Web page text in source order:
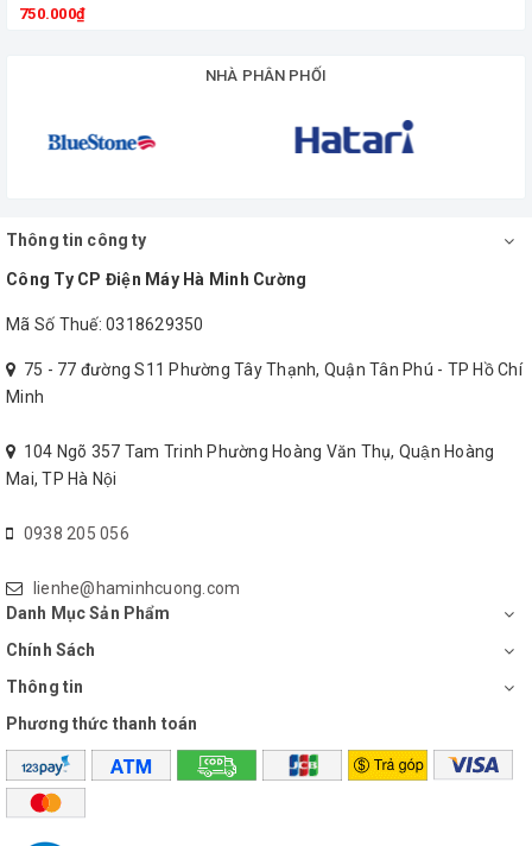
750.000₫
NHÀ PHÂN PHỐI
Thông tin công ty
Công Ty CP Điện Máy Hà Minh Cường
Mã Số Thuế: 0318629350
75 - 77 đường S11 Phường Tây Thạnh, Quận Tân Phú - TP Hồ Chí
Minh
104 Ngõ 357 Tam Trinh Phường Hoàng Văn Thụ, Quận Hoàng
Mai, TP Hà Nội
0938 205 056
lienhe@haminhcuong.com
Danh Mục Sản Phẩm
Chính Sách
Thông tin
Phương thức thanh toán